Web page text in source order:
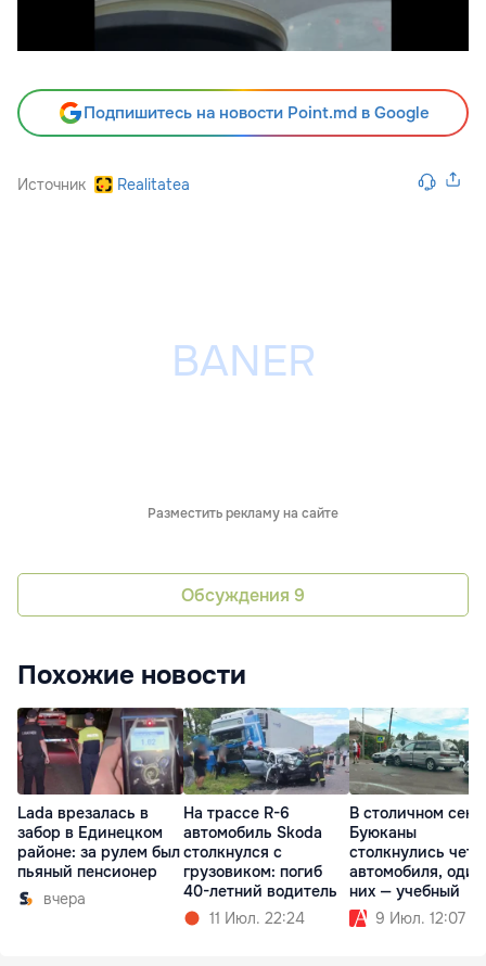
Подпишитесь на новости Point.md в Google
Источник Realitatea
Разместить рекламу на сайте
Обсуждения 9
Похожие новости
Lada врезалась в
забор в Единецком
районе: за рулем был
пьяный пенсионер
вчера
На трассе R-6
автомобиль Skoda
столкнулся с
грузовиком: погиб
40-летний водитель
11 Июл. 22:24
В столичном
Буюканы
столкнулись
автомобиля,
них — учебный
9 Июл. 12:07